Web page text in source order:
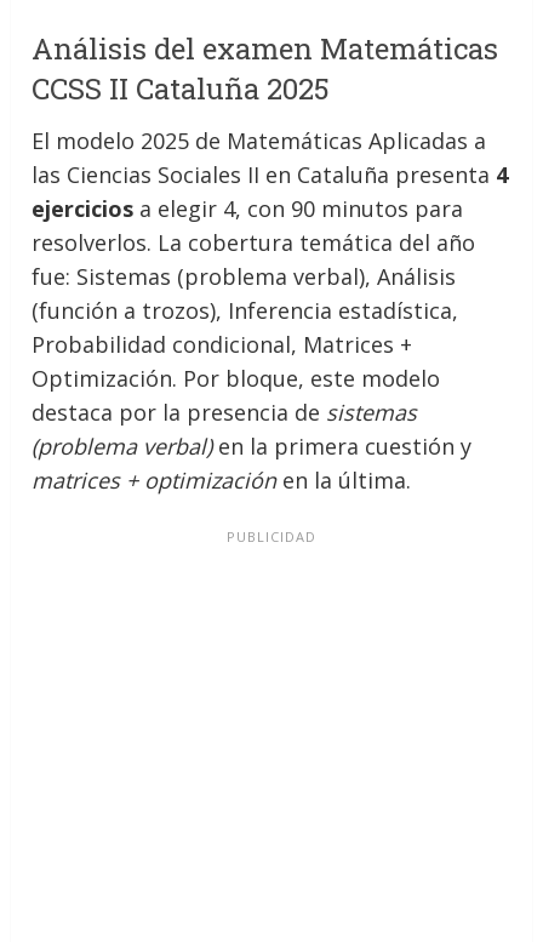
Análisis del examen Matemáticas
CCSS II Cataluña 2025
El modelo 2025 de Matemáticas Aplicadas a
las Ciencias Sociales II en Cataluña presenta 4
ejercicios a elegir 4, con 90 minutos para
resolverlos. La cobertura temática del año
fue: Sistemas (problema verbal), Análisis
(función a trozos), Inferencia estadística,
Probabilidad condicional, Matrices +
Optimización. Por bloque, este modelo
destaca por la presencia de sistemas
(problema verbal)en la primera cuestión y
matrices + optimizaciónen la última.